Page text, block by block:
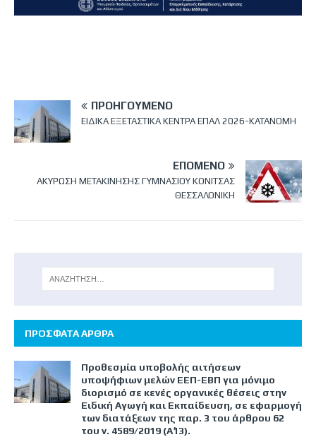
ΠΡΟΗΓΟΎΜΕΝΟ
ΕΙΔΙΚΑ ΕΞΕΤΑΣΤΙΚΑ ΚΕΝΤΡΑ ΕΠΑΛ 2026-ΚΑΤΑΝΟΜΗ
ΕΠΌΜΕΝΟ
ΑΚΥΡΩΣΗ ΜΕΤΑΚΙΝΗΣΗΣ ΓΥΜΝΑΣΙΟΥ ΚΟΝΙΤΣΑΣ
ΘΕΣΣΑΛΟΝΙΚΗ
ΠΡΟΣΦΑΤΑ ΑΡΘΡΑ
Προθεσμία υποβολής αιτήσεων
υποψήφιων μελών ΕΕΠ-ΕΒΠ για μόνιμο
διορισμό σε κενές οργανικές θέσεις στην
Ειδική Αγωγή και Εκπαίδευση, σε εφαρμογή
των διατάξεων της παρ. 3 του άρθρου 62
του ν. 4589/2019 (Α΄13).